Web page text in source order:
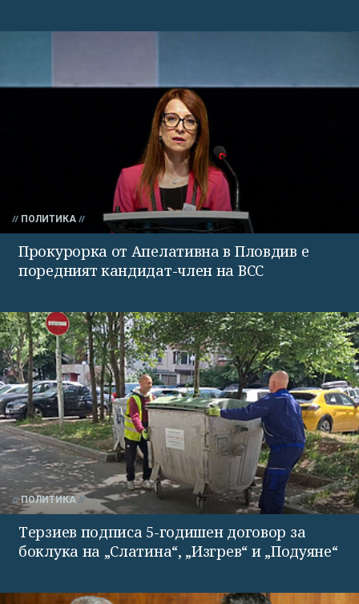
ПОЛИТИКА
Прокурорка от Апелативна в Пловдив е
поредният кандидат-член на ВСС
ПОЛИТИКА
Терзиев подписа 5-годишен договор за
боклука на „Слатина“, „Изгрев“ и „Подуяне“